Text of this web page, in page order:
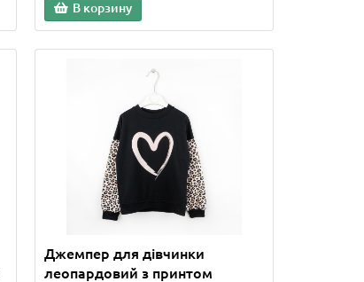
В корзину
Джемпер для дівчинки
леопардовий з принтом